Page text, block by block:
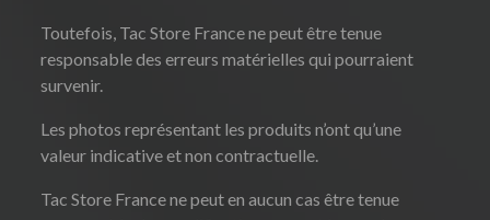
Toutefois, Tac Store France ne peut être tenue
responsable des erreurs matérielles qui pourraient
survenir.
Les photos représentant les produits n’ont qu’une
valeur indicative et non contractuelle.
Tac Store France ne peut en aucun cas être tenue